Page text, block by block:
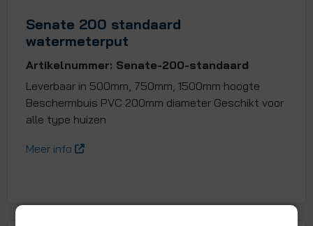
Senate 200 standaard
watermeterput
Artikelnummer: Senate-200-standaard
Leverbaar in 500mm, 750mm, 1500mm hoogte
Beschermbuis PVC 200mm diameter Geschikt voor
alle type huizen
Meer info